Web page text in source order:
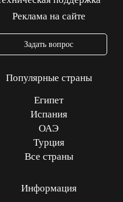
Реклама на сайте
Задать вопрос
Популярные страны
Египет
Испания
ОАЭ
Турция
Все страны
Информация